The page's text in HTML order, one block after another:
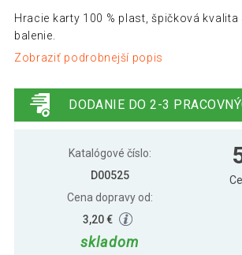
Hracie karty 100 % plast, špičková
balenie.
Zobraziť podrobnejší popis
DODANIE DO 2-3
Katalógové číslo:
D00525
Cena dopravy od:
3,20 €
skladom